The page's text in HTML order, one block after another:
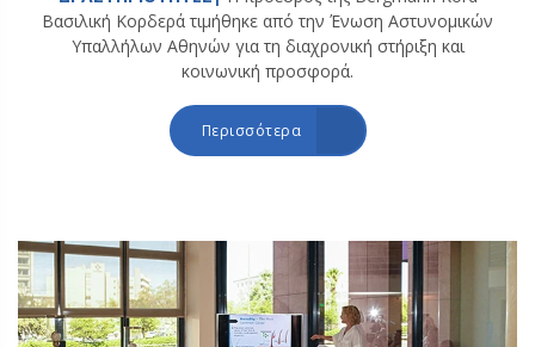
Βασιλική Κορδερά τιμήθηκε από την Ένωση Αστυνομικών
Υπαλλήλων Αθηνών για τη διαχρονική στήριξη και
κοινωνική προσφορά.
Περισσότερα